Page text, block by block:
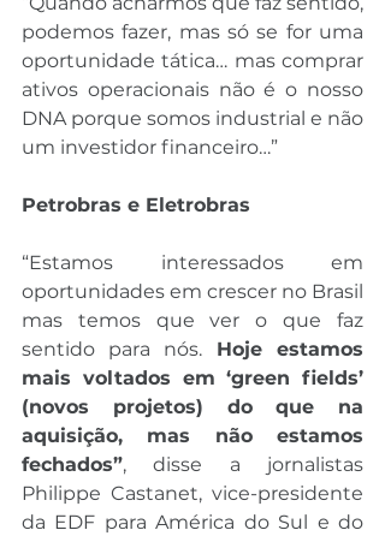
podemos fazer, mas só se for uma
oportunidade tática… mas comprar
ativos operacionais não é o nosso
DNA porque somos industrial e não
um investidor financeiro…”
Petrobras e Eletrobras
“Estamos interessados em
oportunidades em crescer no Brasil
mas temos que ver o que faz
sentido para nós. Hoje estamos
mais voltados em ‘green fields’
(novos projetos) do que na
aquisição, mas não estamos
fechados”, disse a jornalistas
Philippe Castanet, vice-presidente
da EDF para América do Sul e do